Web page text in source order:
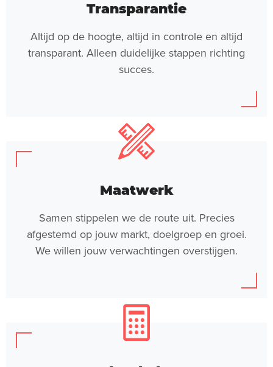
Transparantie
Altijd op de hoogte, altijd in controle en altijd
transparant. Alleen duidelijke stappen richting
succes.
Maatwerk
Samen stippelen we de route uit. Precies
afgestemd op jouw markt, doelgroep en groei.
We willen jouw verwachtingen overstijgen.